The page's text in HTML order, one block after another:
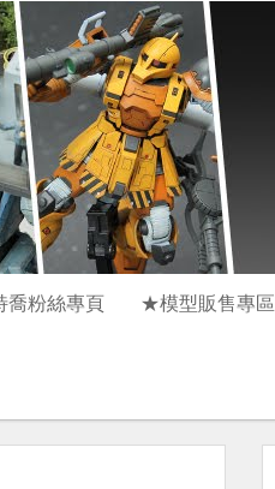
喬粉絲專頁 ★模型販售專區